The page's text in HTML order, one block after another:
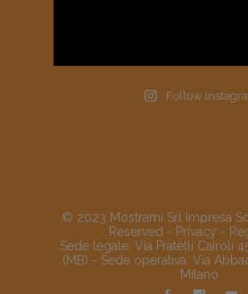
Follow
© 2023 Mostrami Srl Impresa
Reserved - Privacy -
Sede legale: Via Fratelli Cairoli
(MB) - Sede operativa: Via
Milano